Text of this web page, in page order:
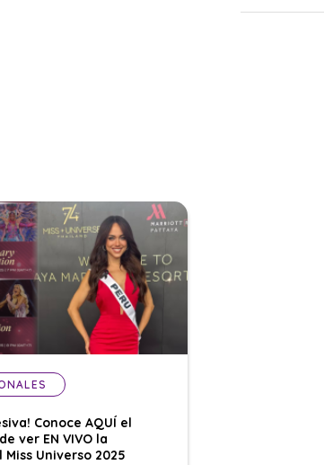
Conoce AQUÍ el
ver EN VIVO la
Universo 2025